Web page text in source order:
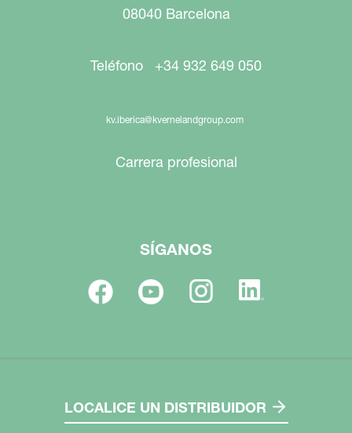
08040 Barcelona
Teléfono +34 932 649 050
kv.iberica@kvernelandgroup.com
Carrera profesional
SÍGANOS
LOCALICE UN DISTRIBUIDOR